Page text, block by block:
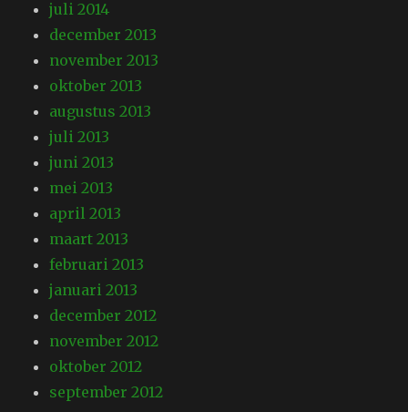
juli 2014
december 2013
november 2013
oktober 2013
augustus 2013
juli 2013
juni 2013
mei 2013
april 2013
maart 2013
februari 2013
januari 2013
december 2012
november 2012
oktober 2012
september 2012